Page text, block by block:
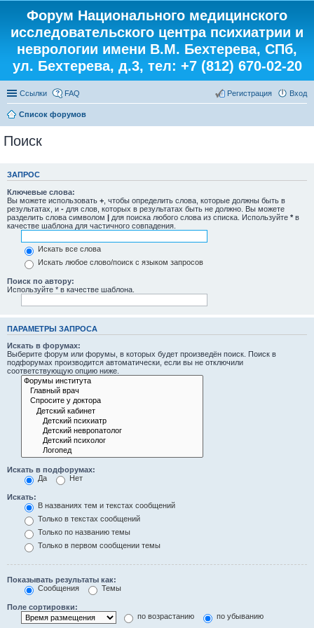
Форум Национального медицинского
исследовательского центра психиатрии и
неврологии имени В.М. Бехтерева, СПб,
ул. Бехтерева, д.3, тел: +7 (812) 670-02-20
Ссылки FAQ Вход
Регистрация
Список форумов
Поиск
ЗАПРОС
Ключевые слова:
Вы можете использовать + , чтобы определить слова, которые должны быть в
результатах, и - для слов, которых в результатах быть не должно. Вы можете
разделить слова символом | для поиска любого слова из списка. Используйте * в
качестве шаблона для частичного совпадения.
Искать все слова
Искать любое слово/поиск с языком запросов
Поиск по автору:
Используйте * в качестве шаблона.
ПАРАМЕТРЫ ЗАПРОСА
Искать в форумах:
Выберите форум или форумы, в которых будет произведён поиск. Поиск в
подфорумах производится автоматически, если вы не отключили
соответствующую опцию ниже.
Искать в подфорумах:
Да
Нет
Искать:
В названиях тем и текстах сообщений
Только в текстах сообщений
Только по названию темы
Только в первом сообщении темы
Показывать результаты как:
Сообщения
Темы
Поле сортировки:
по возрастанию
по убыванию